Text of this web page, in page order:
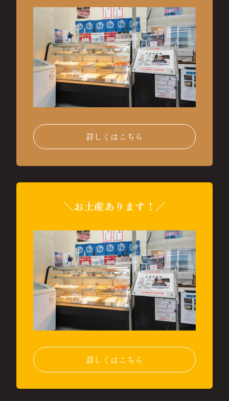
詳しくはこちら
＼お土産あります！／
詳しくはこちら